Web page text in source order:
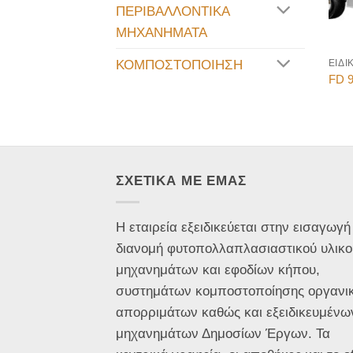
ΠΕΡΙΒΑΛΛΟΝΤΙΚΑ
ΜΗΧΑΝΗΜΑΤΑ
ΚΟΜΠΟΣΤΟΠΟΙΗΣΗ
FD
ΣΧΕΤΙΚΑ ΜΕ ΕΜΑΣ
Η εταιρεία εξειδικεύεται στην εισαγωγή
διανομή φυτοπολλαπλασιαστικού
μηχανημάτων και εφοδίων κήπου,
συστημάτων κομποστοποίησης
απορριμάτων καθώς και
μηχανημάτων Δημοσίων Έργων. Τα